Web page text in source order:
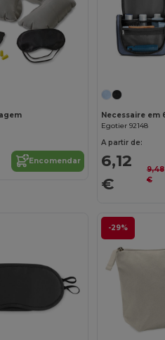
Encomendar
Egotier 92148
A partir de:
6,12
€
9,48
€
-29%